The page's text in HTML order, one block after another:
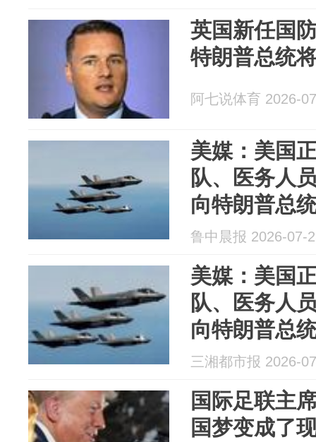
英国新任国
特朗普总统
阿七说体育 2026-
美媒：美国
队、医务人
向特朗普总
事选项”
鲁中晨报 2026-07-
美媒：美国
队、医务人
向特朗普总
事选项”
三湘都市报 2026-
国际足联主
国梦变成了